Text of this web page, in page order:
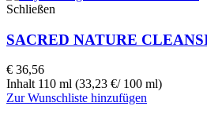
Schließen
SACRED NATURE
€ 36,56
Inhalt 110 ml (33,23 €/ 100 ml)
Zur Wunschliste hinzufügen